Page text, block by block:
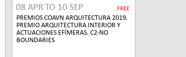
08 APR TO 10 SEP FREE
PREMIOS COAVN ARQUITECTURA 2019.
PREMIO ARQUITECTURA INTERIOR Y
ACTUACIONES EFÍMERAS. C2-NO
BOUNDARIES